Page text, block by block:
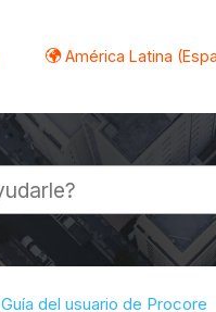
América Latina
Guía del usuario de Procore